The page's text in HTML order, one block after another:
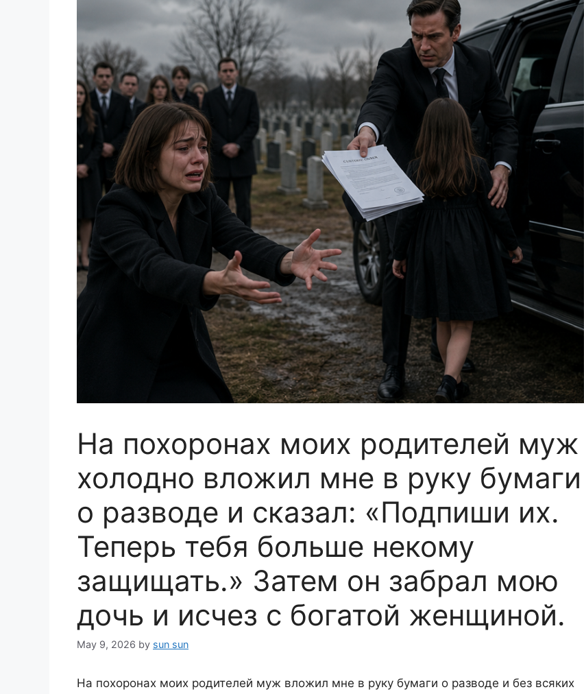
На похоронах моих родителей муж
холодно вложил мне в руку бумаги
о разводе и сказал: «Подпиши их.
Теперь тебя больше некому
защищать.» Затем он забрал мою
дочь и исчез с богатой женщиной.
May 9, 2026 by sun sun
На похоронах моих родителей муж вложил мне в руку бумаги о разводе и без всяких